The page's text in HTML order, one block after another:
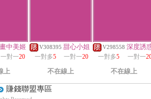
畫中美姬
一對一20
上
V308395 甜心小姐
一對多5 一對一20
不在線上
V298558 深度誘
一對多5 一對一
不在線上
賺錢聯盟專區